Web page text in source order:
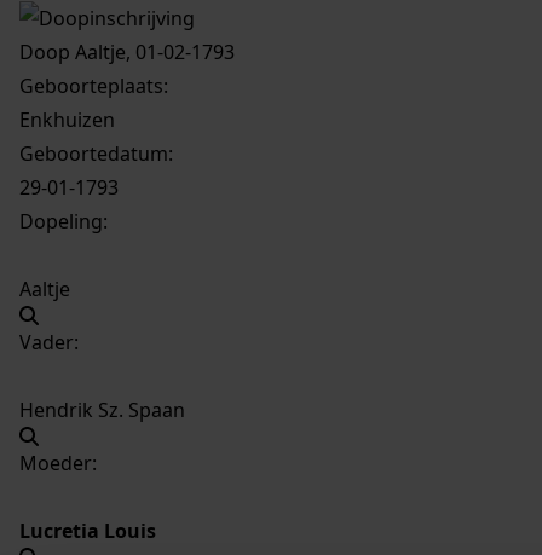
Doop Aaltje, 01-02-1793
Geboorteplaats:
Enkhuizen
Geboortedatum:
29-01-1793
Dopeling:
Aaltje
Vader:
Hendrik Sz. Spaan
Moeder:
Lucretia Louis